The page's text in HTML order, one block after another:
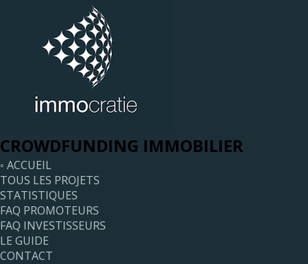
CROWDFUNDING IMMOBILIER
◦ ACCUEIL
TOUS LES PROJETS
STATISTIQUES
FAQ PROMOTEURS
FAQ INVESTISSEURS
LE GUIDE
CONTACT